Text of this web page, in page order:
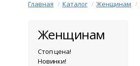
Главная Каталог Женщинам
Женщинам
Стоп цена!
Новинки!